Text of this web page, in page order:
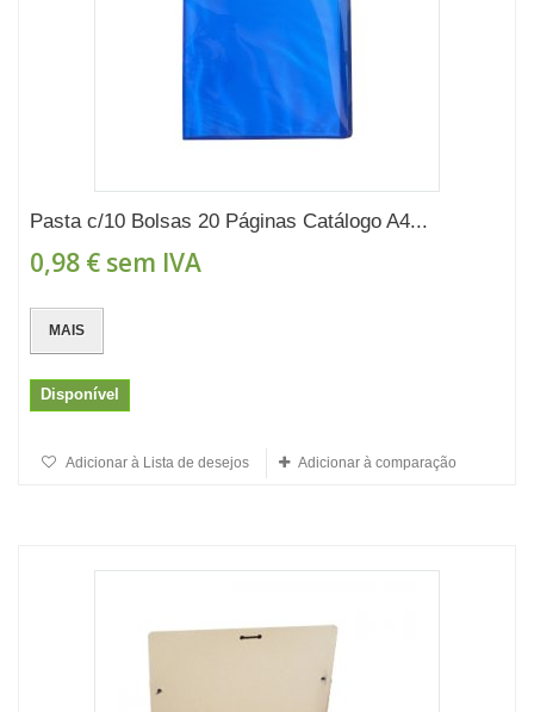
Pasta c/10 Bolsas 20 Páginas Catálogo A4...
0,98 € sem IVA
MAIS
Disponível
Adicionar à Lista de desejos Adicionar à comparação